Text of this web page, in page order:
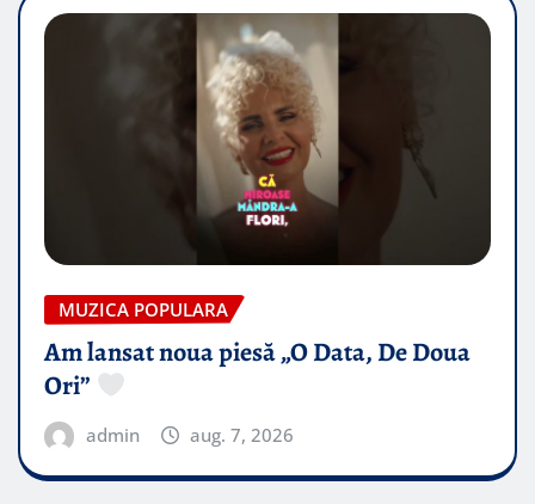
MUZICA POPULARA
Am lansat noua piesă „O Data, De Doua
Ori”
admin aug. 7, 2026